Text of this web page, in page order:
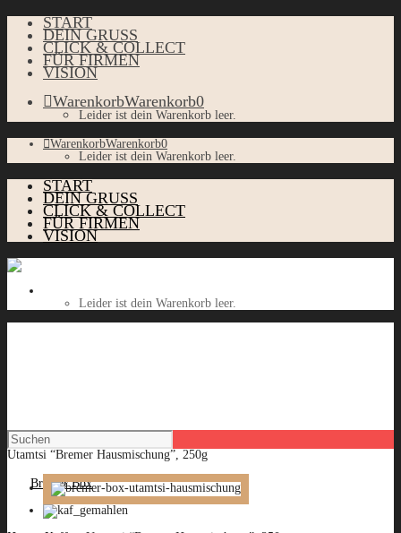
START
DEIN GRUSS
CLICK & COLLECT
FÜR FIRMEN
VISION
WarenkorbWarenkorb0
Leider ist dein Warenkorb leer.
WarenkorbWarenkorb0
Leider ist dein Warenkorb leer.
START
DEIN GRUSS
CLICK & COLLECT
FÜR FIRMEN
VISION
Leider ist dein Warenkorb leer.
Utamtsi “Bremer Hausmischung”, 250g